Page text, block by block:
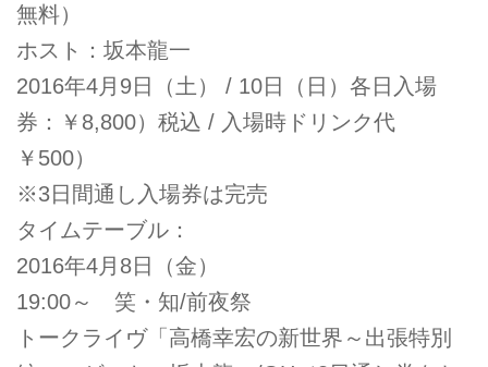
無料）
ホスト：坂本龍一
2016年4月9日（土） / 10日（日）各日入場
券：￥8,800）税込 / 入場時ドリンク代
￥500）
※3日間通し入場券は完売
タイムテーブル：
2016年4月8日（金）
19:00～ 笑・知/前夜祭
トークライヴ「高橋幸宏の新世界～出張特別